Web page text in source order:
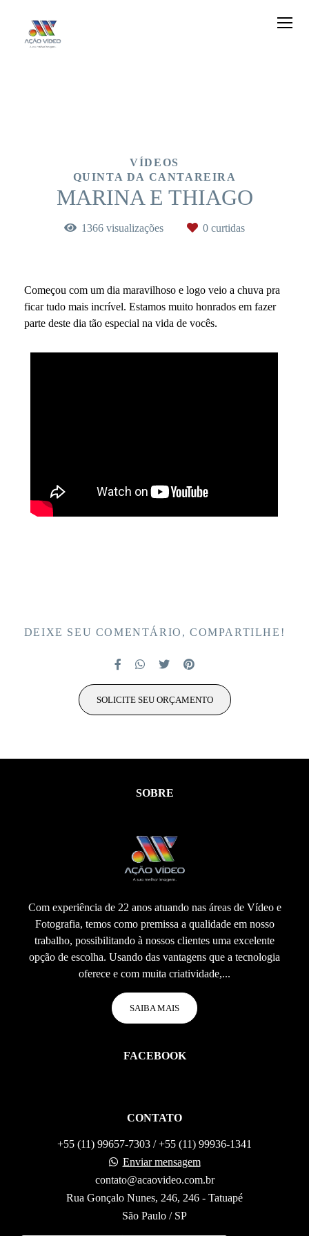
VÍDEOS
QUINTA DA CANTAREIRA
MARINA E THIAGO
1366 visualizações 0 curtidas
Começou com um dia maravilhoso e logo veio a chuva pra
ficar tudo mais incrível. Estamos muito honrados em fazer
parte deste dia tão especial na vida de vocês.
DEIXE SEU COMENTÁRIO, COMPARTILHE!
SOLICITE SEU ORÇAMENTO
SOBRE
Com experiência de 22 anos atuando nas áreas de Vídeo e
Fotografia, temos como premissa a qualidade em nosso
trabalho, possibilitando à nossos clientes uma excelente
opção de escolha. Usando das vantagens que a tecnologia
oferece e com muita criatividade,...
SAIBA MAIS
FACEBOOK
CONTATO
+55 (11) 99657-7303 / +55 (11) 99936-1341
Enviar mensagem
contato@acaovideo.com.br
Rua Gonçalo Nunes, 246, 246 - Tatuapé
São Paulo / SP